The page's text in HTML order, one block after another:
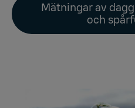
Mätningar av
och